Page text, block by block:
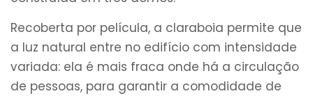
Recoberta por película, a claraboia permite que
a luz natural entre no edifício com intensidade
variada: ela é mais fraca onde há a circulação
de pessoas, para garantir a comodidade de